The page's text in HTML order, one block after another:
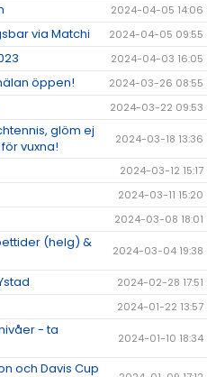
2024-04-05 14:06
via Matchi 2024-04-05 09:55
2024-04-03 16:05
öppen! 2024-03-26 08:55
2024-03-22 09:53
glöm ej
vuxna!
2024-03-18 13:36
2024-03-12 15:17
2024-03-11 15:20
2024-03-08 18:01
(helg) &
2024-03-04 19:38
2024-02-28 17:51
2024-01-22 13:57
- ta
2024-01-10 18:34
och Davis Cup